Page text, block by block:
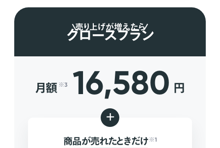
売り上げが増えたら
グロースプラン
月額 ※3 16,580 円
+
商品が売れたときだけ ※1